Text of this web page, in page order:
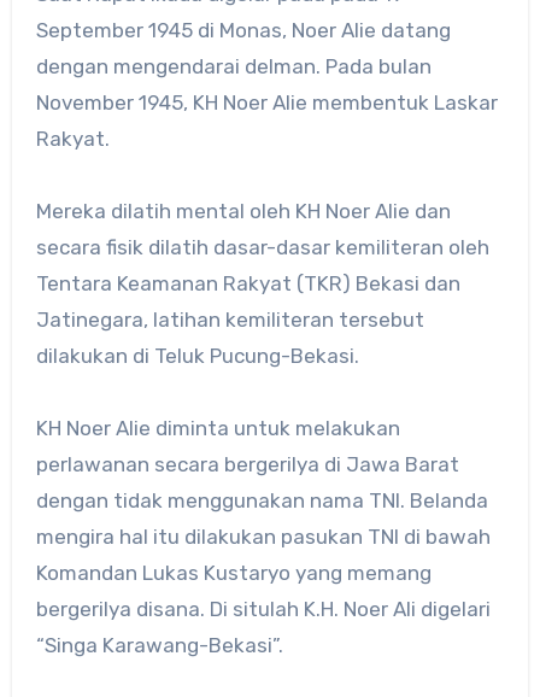
September 1945 di Monas, Noer Alie datang
dengan mengendarai delman. Pada bulan
November 1945, KH Noer Alie membentuk Laskar
Rakyat.
Mereka dilatih mental oleh KH Noer Alie dan
secara fisik dilatih dasar-dasar kemiliteran oleh
Tentara Keamanan Rakyat (TKR) Bekasi dan
Jatinegara, latihan kemiliteran tersebut
dilakukan di Teluk Pucung-Bekasi.
KH Noer Alie diminta untuk melakukan
perlawanan secara bergerilya di Jawa Barat
dengan tidak menggunakan nama TNI. Belanda
mengira hal itu dilakukan pasukan TNI di bawah
Komandan Lukas Kustaryo yang memang
bergerilya disana. Di situlah K.H. Noer Ali digelari
“Singa Karawang-Bekasi”.